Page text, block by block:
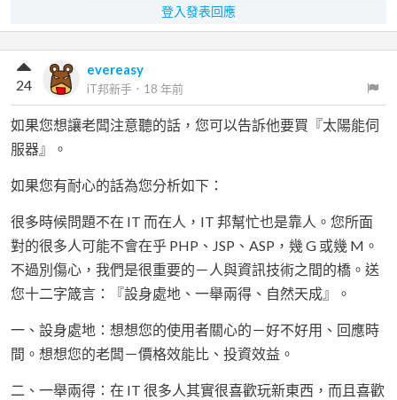
登入發表回應
evereasy
iT邦新手 ． 18 年前
24
如果您想讓老闆注意聽的話，您可以告訴他要買『太陽能伺
服器』。
如果您有耐心的話為您分析如下：
很多時候問題不在 IT 而在人，IT 邦幫忙也是靠人。您所面
對的很多人可能不會在乎 PHP、JSP、ASP，幾 G 或幾 M。
不過別傷心，我們是很重要的－人與資訊技術之間的橋。送
您十二字箴言：『設身處地、一舉兩得、自然天成』。
一、設身處地：想想您的使用者關心的－好不好用、回應時
間。想想您的老闆－價格效能比、投資效益。
二、一舉兩得：在 IT 很多人其實很喜歡玩新東西，而且喜歡